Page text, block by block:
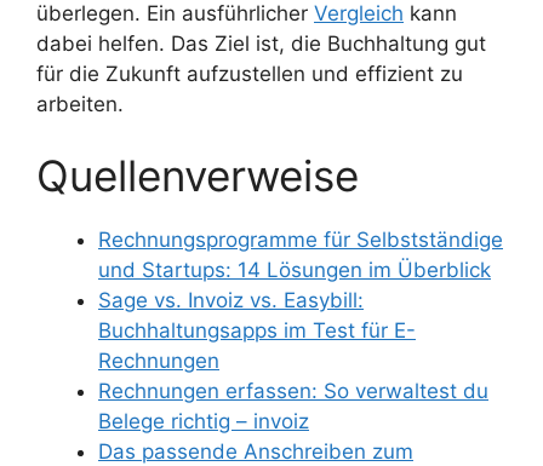
überlegen. Ein ausführlicher Vergleich kann
dabei helfen. Das Ziel ist, die Buchhaltung gut
für die Zukunft aufzustellen und effizient zu
arbeiten.
Quellenverweise
Rechnungsprogramme für Selbstständige
und Startups: 14 Lösungen im Überblick
Sage vs. Invoiz vs. Easybill:
Buchhaltungsapps im Test für E-
Rechnungen
Rechnungen erfassen: So verwaltest du
Belege richtig – invoiz
Das passende Anschreiben zum